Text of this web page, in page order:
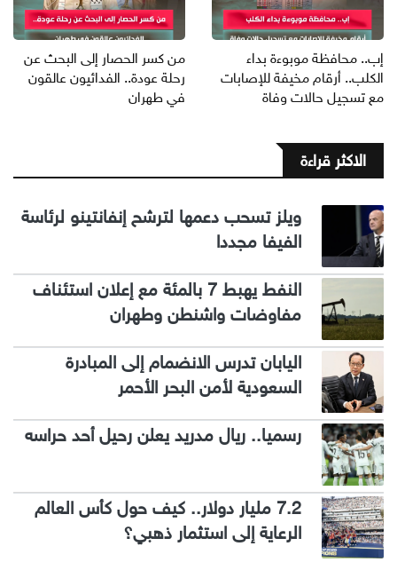
إب.. محافظة موبوءة بداء
الكلب.. أرقام مخيفة للإصابات
مع تسجيل حالات وفاة
من كسر الحصار إلى البحث عن
رحلة عودة.. الفدائيون عالقون
في طهران
الاكثر قراءة
ويلز تسحب دعمها لترشح إنفانتينو لرئاسة
الفيفا مجددا
النفط يهبط 7 بالمئة مع إعلان استئناف
مفاوضات واشنطن وطهران
اليابان تدرس الانضمام إلى المبادرة
السعودية لأمن البحر الأحمر
رسميا.. ريال مدريد يعلن رحيل أحد حراسه
7.2 مليار دولار.. كيف حول كأس العالم
الرعاية إلى استثمار ذهبي؟